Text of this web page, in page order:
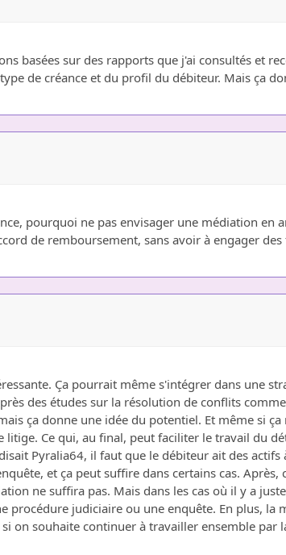
basées sur des rapports que j'ai consultés et
de créance et du profil du débiteur. Mais ça
pourquoi ne pas envisager une médiation en
de remboursement, sans avoir à engager
Ça pourrait même s'intégrer dans une
des études sur la résolution de conflits
ça donne une idée du potentiel. Et même si
Ce qui, au final, peut faciliter le travail du
Pyralia64, il faut que le débiteur ait des actifs
et ça peut suffire dans certains cas.
ne suffira pas. Mais dans les cas où il y a
procédure judiciaire ou une enquête. En plus,
on souhaite continuer à travailler ensemble par